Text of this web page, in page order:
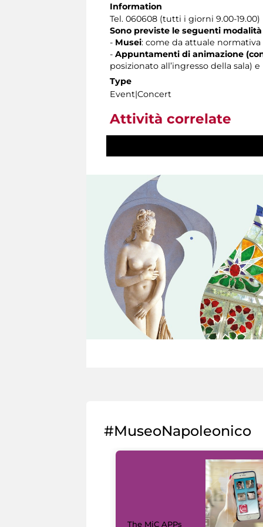
Information
Tel. 060608 (tutti i giorni 9.00-19.00)
Sono previste le seguenti modalità
- Musei: come da attuale
- Appuntamenti di animazione
posizionato all’ingresso della sala)
Type
Event|Concert
Attività correlate
#MuseoNapoleonico
The MiC APPs